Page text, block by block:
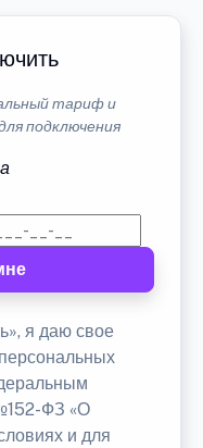
тариф и
подключения
я даю свое
ФЗ «О
и для